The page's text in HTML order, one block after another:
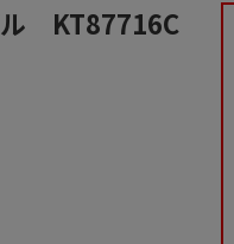
KT87716C